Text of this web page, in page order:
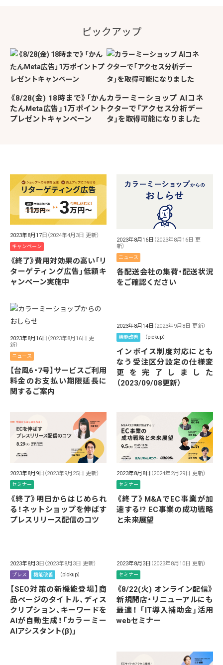
ピックアップ
《8/28(金) 18時まで》「かん
たんMeta広告」1万ポイント
プレゼントキャンペーン
カラーミーショップ AIコネ
クターで「アクセス分析デー
タ」を取得可能になりました
2023年8月17日 （2024年4月3日 更新）
キャンペーン
《終了》費用対効果の高い「リ
ターゲティング広告」低額キ
ャンペーン実施中
2023年8月16日 （2023年8月16日 更
新）
ニュース
各配送会社の集荷・配送状況
をご確認ください
2023年8月16日 （2023年8月16日 更
新）
ニュース
【台風6・7号】サービスご利用
料金のお支払い期限延長に
関するご案内
2023年8月14日 （2023年9月8日 更新）
機能改善 （pickup）
インボイス制度対応にとも
なう受注区分設定の仕様変
更を完了しました
（2023/09/08更新）
2023年8月9日 （2023年9月25日 更新）
セミナー
《終了》明日からはじめられ
る！ネットショップを伸ばす
プレスリリース配信のコツ
2023年8月8日 （2024年2月29日 更新）
セミナー
《終了》M&AでEC事業が加
速する!? EC事業の成功戦略
と未来展望
2023年8月3日 （2023年8月3日 更新）
プレス 機能改善 （pickup）
【SEO対策の新機能登場】商
品ページのタイトル、ディス
クリプション、キーワードを
AIが自動生成！「カラーミー
AIアシスタント(β)」
2023年8月3日 （2023年8月10日 更新）
セミナー
《8/22(火) オンライン配信》
新規開店・リニューアルにも
最適！ 「IT導入補助金」活用
webセミナー